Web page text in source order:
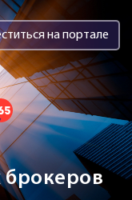
на портале
брокеров